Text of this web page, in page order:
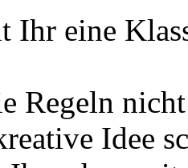
Ihr eine
Regeln
Idee